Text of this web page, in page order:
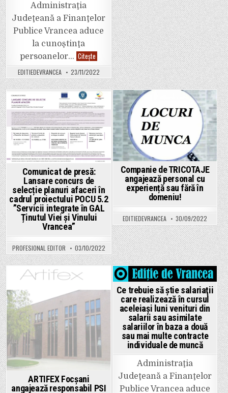
Administraţia
Judeţeană a Finanţelor
Publice Vrancea aduce
la cunoştinţa
persoanelor… Citește
fost
aprobat
modelul
cererii
de
restituire
a
sumelor
reprezentând
taxa
specială
pentru
autoturisme
autovehicule,
taxa
pe
poluare
autovehicule,
taxa
pentru
emisiile
poluante
provenite
la
autovehicule
şi
timbrul
de
mediu
autovehicule
EDITIEDEVRANCEA 23/11/2022
Posted
in
Comunicat de presă:
Lansare concurs de
selecție planuri afaceri în
cadrul proiectului POCU 5.2
”Servicii integrate în GAL
Ținutul Viei și Vinului
Vrancea”
PROFESIONAL EDITOR 03/10/2022
Posted
in
Companie de TRICOTAJE
angajează personal cu
experiență sau fără în
domeniu!
EDITIEDEVRANCEA 30/09/2022
in
ARTIFEX Focșani
angajează responsabil PSI
Posted
in
Ce trebuie să știe salariaţii
care realizează în cursul
aceleiaşi luni venituri din
salarii sau asimilate
salariilor în baza a două
sau mai multe contracte
individuale de muncă
Administraţia
Judeţeană a Finanţelor
Publice Vrancea aduce